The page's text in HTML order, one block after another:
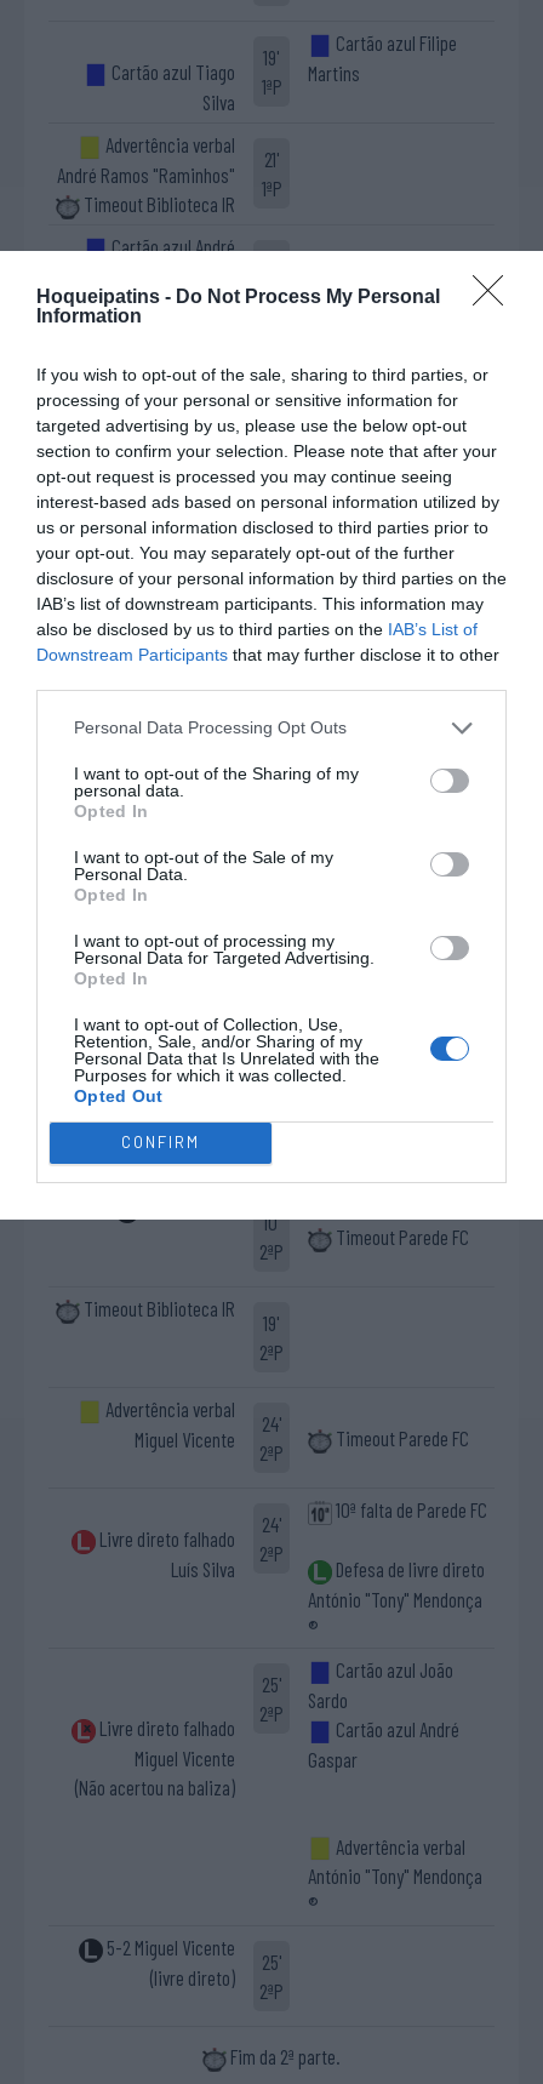
Hoqueipatins - Do Not Process My Personal
Information
If you wish to opt-out of the sale, sharing to third parties, or
processing of your personal or sensitive information for
targeted advertising by us, please use the below opt-out
section to confirm your selection. Please note that after your
opt-out request is processed you may continue seeing
interest-based ads based on personal information utilized by
us or personal information disclosed to third parties prior to
your opt-out. You may separately opt-out of the further
disclosure of your personal information by third parties on the
IAB’s list of downstream participants. This information may
also be disclosed by us to third parties on the IAB’s List of
Downstream Participants that may further disclose it to other
Personal Data Processing Opt Outs
I want to opt-out of the Sharing of my
personal data.
Opted In
I want to opt-out of the Sale of my
Personal Data.
Opted In
I want to opt-out of processing my
Personal Data for Targeted Advertising.
Opted In
I want to opt-out of Collection, Use,
Retention, Sale, and/or Sharing of my
Personal Data that Is Unrelated with the
Purposes for which it was collected.
Opted Out
CONFIRM
Cartão azul Tiago
Silva
19'
1ªP
Cartão azul Filipe
Martins
Advertência verbal
André Ramos "Raminhos"
Timeout Biblioteca IR
21'
1ªP
Cartão azul André
Nuno Peça ®
1ªP
João Sardo
Advertência verbal
Luís Silva
24'
1ªP
Fim da 1ª parte.
Início da 2ª parte.
Timeout Biblioteca IR
6'
Luís Silva
8'
2ªP
Cartão azul João
António "Tony" Mendonça
Livre direto falhado
9'
2ªP
Pernas
António "Tony" Mendonça
®
3-2 Luís Silva (power
9'
10'
2ªP
Timeout Parede FC
Timeout Biblioteca IR
19'
2ªP
Advertência verbal
Miguel Vicente
24'
2ªP
Timeout Parede FC
Livre direto falhado
Luís Silva
24'
2ªP
10ª falta de Parede FC
Defesa de livre direto
António "Tony" Mendonça
®
Livre direto falhado
Miguel Vicente
(Não acertou na baliza)
25'
2ªP
Cartão azul João
Sardo
Cartão azul André
Gaspar
Advertência verbal
António "Tony" Mendonça
®
5-2 Miguel Vicente
(livre direto)
25'
2ªP
Fim da 2ª parte.